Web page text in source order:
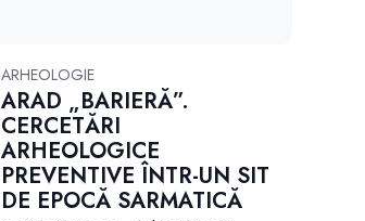
ARHEOLOGIE
ARAD „BARIERĂ”.
CERCETĂRI
ARHEOLOGICE
PREVENTIVE ÎNTR-UN SIT
DE EPOCĂ SARMATICĂ